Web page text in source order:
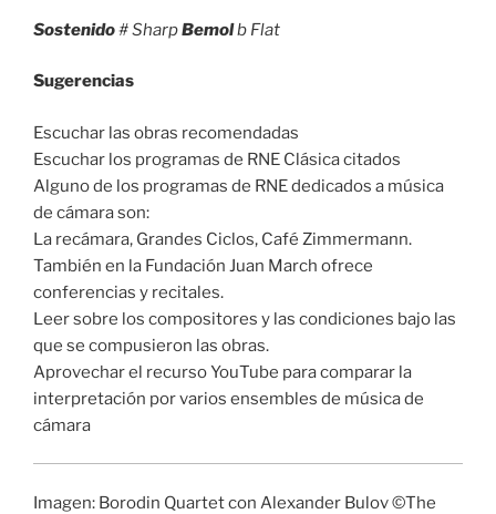
Sostenido# SharpBemolb Flat
Sugerencias
Escuchar las obras recomendadas
Escuchar los programas de RNE Clásica citados
Alguno de los programas de RNE dedicados a música
de cámara son:
La recámara, Grandes Ciclos, Café Zimmermann.
También en la Fundación Juan March ofrece
conferencias y recitales.
Leer sobre los compositores y las condiciones bajo las
que se compusieron las obras.
Aprovechar el recurso YouTube para comparar la
interpretación por varios ensembles de música de
cámara
Imagen: Borodin Quartet con Alexander Bulov ©The